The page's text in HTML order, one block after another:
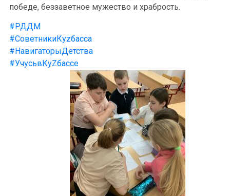
победе, беззаветное мужество и храбрость.
#РДДМ
#СоветникиКуzбасса
#НавигаторыДетства
#УчусьвКуZбассе